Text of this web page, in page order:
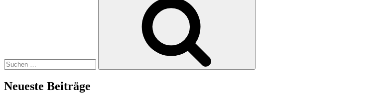
Neueste Beiträge